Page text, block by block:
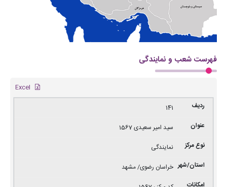
فهرست شعب و نمایندگی
141
سید امیر سعیدی 1567
نمایندگی
خراسان رضوی/ مشهد